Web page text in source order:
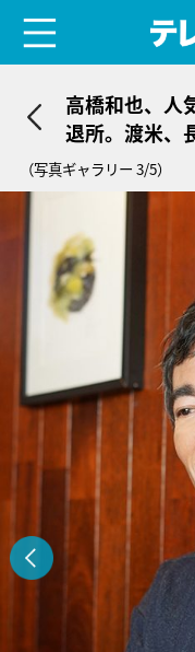
高橋和也、人
退所。渡米、
すごいターニ
（写真ギャラリー 3/5）